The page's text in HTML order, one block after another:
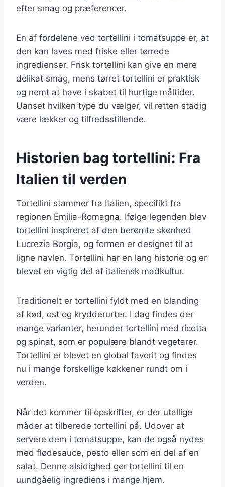
efter smag og præferencer.
En af fordelene ved tortellini i tomatsuppe er, at
den kan laves med friske eller tørrede
ingredienser. Frisk tortellini kan give en mere
delikat smag, mens tørret tortellini er praktisk
og nemt at have i skabet til hurtige måltider.
Uanset hvilken type du vælger, vil retten stadig
være lækker og tilfredsstillende.
Historien bag tortellini: Fra
Italien til verden
Tortellini stammer fra Italien, specifikt fra
regionen Emilia-Romagna. Ifølge legenden blev
tortellini inspireret af den berømte skønhed
Lucrezia Borgia, og formen er designet til at
ligne navlen. Tortellini har en lang historie og er
blevet en vigtig del af italiensk madkultur.
Traditionelt er tortellini fyldt med en blanding
af kød, ost og krydderurter. I dag findes der
mange varianter, herunder tortellini med ricotta
og spinat, som er populære blandt vegetarer.
Tortellini er blevet en global favorit og findes
nu i mange forskellige køkkener rundt om i
verden.
Når det kommer til opskrifter, er der utallige
måder at tilberede tortellini på. Udover at
servere dem i tomatsuppe, kan de også nydes
med flødesauce, pesto eller som en del af en
salat. Denne alsidighed gør tortellini til en
uundgåelig ingrediens i mange hjem.